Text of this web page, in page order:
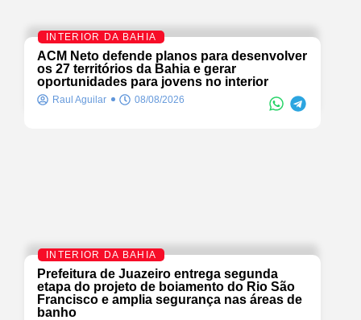
INTERIOR DA BAHIA
ACM Neto defende planos para desenvolver
os 27 territórios da Bahia e gerar
oportunidades para jovens no interior
Raul Aguilar 08/08/2026
INTERIOR DA BAHIA
Prefeitura de Juazeiro entrega segunda
etapa do projeto de boiamento do Rio São
Francisco e amplia segurança nas áreas de
banho